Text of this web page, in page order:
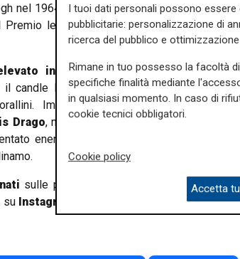
nel 1964, e la10ma edizione di Cervo ti
letterario Strega sul palcoscenico di
interesse, in location storiche dal
candle light concert "La Profondità del
Imperdibile il concerto di fusion
Drago, nella serata del 20 agosto: un
energeticamente dal pubblico che
sulle principali notizie sulla Liguria
su Instagram Facebook.
I tuoi dati personali possono
pubblicitarie: personalizzazione di
ricerca del pubblico e
Rimane in tuo possesso la facoltà
specifiche finalità mediante
in qualsiasi momento. In caso di
cookie tecnici obbligatori.
Cookie policy
Accetta